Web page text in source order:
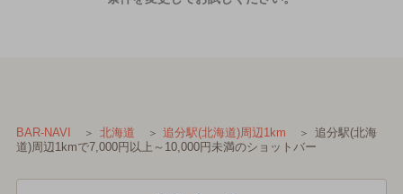
BAR-NAVI 北海道 追分駅(北海道)周辺1km
追分駅(北海
道)周辺1kmで7,000円以上～10,000円未満のショットバー